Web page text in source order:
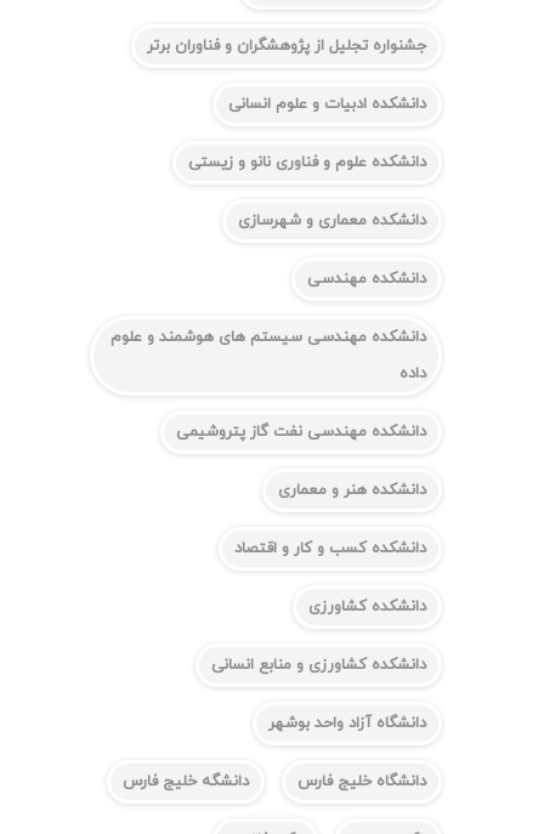
جشنواره تجلیل از پژوهشگران و فناوران برتر
دانشکده ادبیات و علوم انسانی
دانشکده علوم و فناوری نانو و زیستی
دانشکده معماری و شهرسازی
دانشکده مهندسی
دانشکده مهندسی سیستم های هوشمند و علوم
داده
دانشکده مهندسی نفت گاز پتروشیمی
دانشکده هنر و معماری
دانشکده کسب و کار و اقتصاد
دانشکده کشاورزی
دانشکده کشاورزی و منابع انسانی
دانشگاه آزاد واحد بوشهر
دانشگاه خلیج فارس دانشگه خلیج فارس